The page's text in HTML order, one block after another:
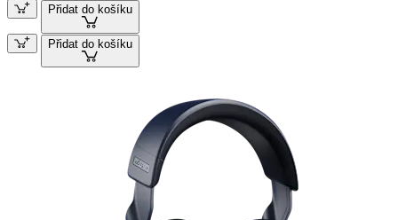
Přidat do košíku
Přidat do košíku